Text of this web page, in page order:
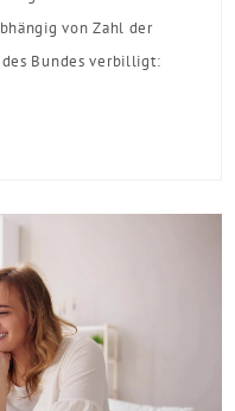
von Zahl der
Bundes verbilligt: